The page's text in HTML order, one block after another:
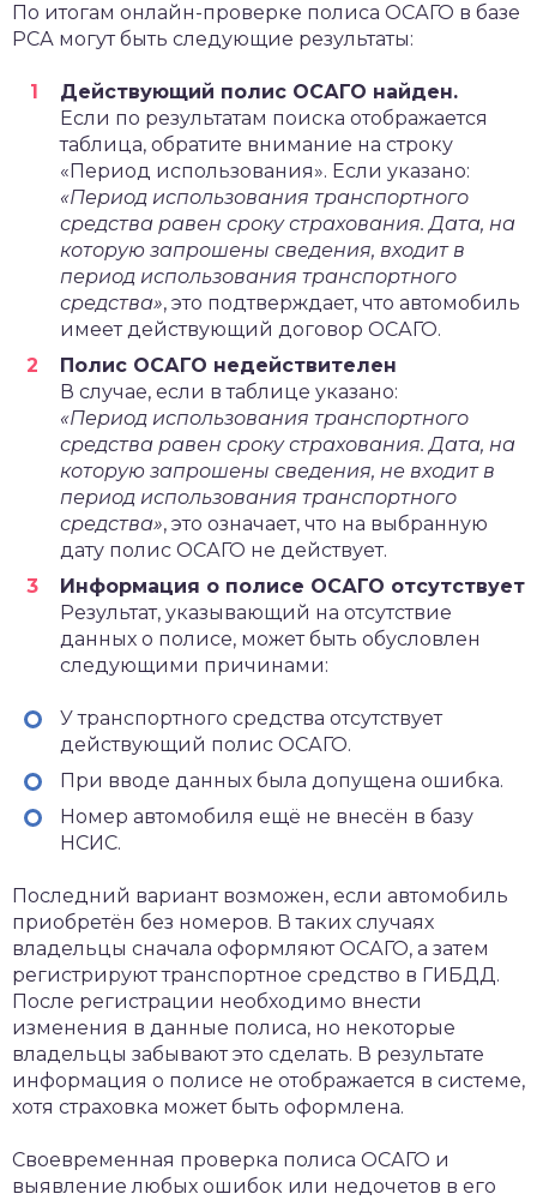
По итогам онлайн-проверке полиса ОСАГО в базе
РСА могут быть следующие результаты:
Действующий полис ОСАГО найден.
Если по результатам поиска отображается
таблица, обратите внимание на строку
«Период использования». Если указано:
«Период использования транспортного
средства равен сроку страхования. Дата, на
которую запрошены сведения, входит в
период использования транспортного
средства», это подтверждает, что автомобиль
имеет действующий договор ОСАГО.
Полис ОСАГО недействителен
В случае, если в таблице указано:
«Период использования транспортного
средства равен сроку страхования. Дата, на
которую запрошены сведения, не входит в
период использования транспортного
средства», это означает, что на выбранную
дату полис ОСАГО не действует.
Информация о полисе ОСАГО отсутствует
Результат, указывающий на отсутствие
данных о полисе, может быть обусловлен
следующими причинами:
У транспортного средства отсутствует
действующий полис ОСАГО.
При вводе данных была допущена ошибка.
Номер автомобиля ещё не внесён в базу
НСИС.
Последний вариант возможен, если автомобиль
приобретён без номеров. В таких случаях
владельцы сначала оформляют ОСАГО, а затем
регистрируют транспортное средство в ГИБДД.
После регистрации необходимо внести
изменения в данные полиса, но некоторые
владельцы забывают это сделать. В результате
информация о полисе не отображается в системе,
хотя страховка может быть оформлена.
Своевременная проверка полиса ОСАГО и
выявление любых ошибок или недочетов в его